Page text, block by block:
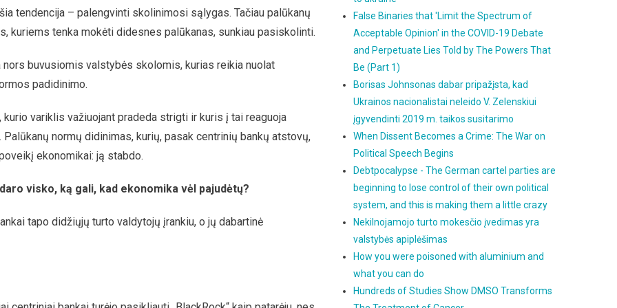
tendencija – palengvinti skolinimosi sąlygas. Tačiau palūkanų
kuriems tenka mokėti didesnes palūkanas, sunkiau pasiskolinti.
buvusiomis valstybės skolomis, kurias reikia nuolat
padidinimo.
variklis važiuojant pradeda strigti ir kuris į tai reaguoja
normų didinimas, kurių, pasak centrinių bankų atstovų,
ekonomikai: ją stabdo.
visko, ką gali, kad ekonomika vėl pajudėtų?
tapo didžiųjų turto valdytojų įrankiu, o jų dabartinė
False Binaries that 'Limit the Spectrum of
Acceptable Opinion' in the COVID-19 Debate
and Perpetuate Lies Told by The Powers That
Be (Part 1)
Borisas Johnsonas dabar pripažįsta, kad
Ukrainos nacionalistai neleido V. Zelenskiui
įgyvendinti 2019 m. taikos susitarimo
When Dissent Becomes a Crime: The War on
Political Speech Begins
Debtpocalypse - The German cartel parties are
beginning to lose control of their own political
system, and this is making them a little crazy
Nekilnojamojo turto mokesčio įvedimas yra
valstybės apiplėšimas
How you were poisoned with aluminium and
what you can do
Hundreds of Studies Show DMSO Transforms